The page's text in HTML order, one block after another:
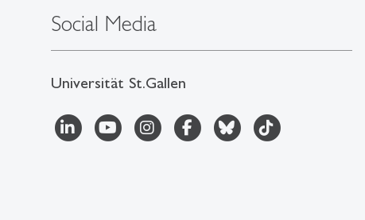
Social Media
Universität St.Gallen